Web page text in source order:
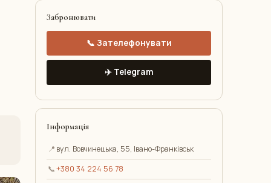
Забронювати
📞 Зателефонувати
✈️ Telegram
Інформація
📍 вул. Вовчинецька, 55, Івано-Франківськ
📞+380 34 224 56 78